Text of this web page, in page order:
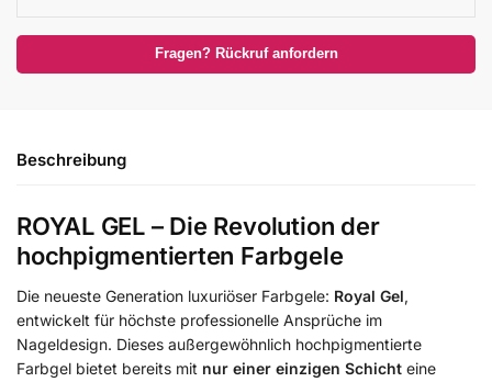
Fragen? Rückruf anfordern
Beschreibung
ROYAL GEL – Die Revolution der
hochpigmentierten Farbgele
Die neueste Generation luxuriöser Farbgele: Royal Gel,
entwickelt für höchste professionelle Ansprüche im
Nageldesign. Dieses außergewöhnlich hochpigmentierte
Farbgel bietet bereits mit nur einer einzigen Schicht eine